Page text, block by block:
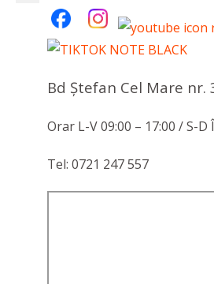
Bd Ștefan Cel Mare nr.
Orar L-V 09:00 – 17:00 / S-D
Tel: 0721 247 557